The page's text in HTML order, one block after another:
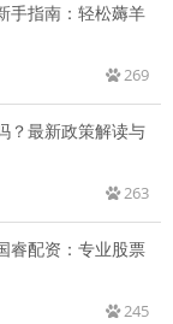
手指南：轻松薅羊
269
？最新政策解读与
263
睿配资：专业股票
245